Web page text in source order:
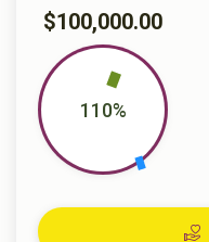
$100,000.00
110%